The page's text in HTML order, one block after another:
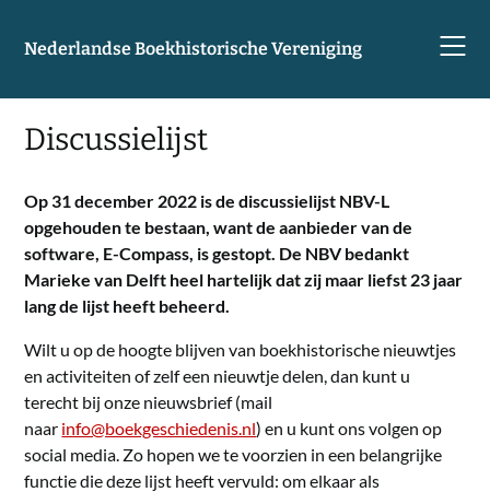
Nederlandse Boekhistorische Vereniging
Discussielijst
Op 31 december 2022 is de discussielijst NBV-L
opgehouden te bestaan, want de aanbieder van de
software, E-Compass, is gestopt. De NBV bedankt
Marieke van Delft heel hartelijk dat zij maar liefst 23 jaar
lang de lijst heeft beheerd.
Wilt u op de hoogte blijven van boekhistorische nieuwtjes
en activiteiten of zelf een nieuwtje delen, dan kunt u
terecht bij onze nieuwsbrief (mail
naar info@boekgeschiedenis.nl) en u kunt ons volgen op
social media. Zo hopen we te voorzien in een belangrijke
functie die deze lijst heeft vervuld: om elkaar als